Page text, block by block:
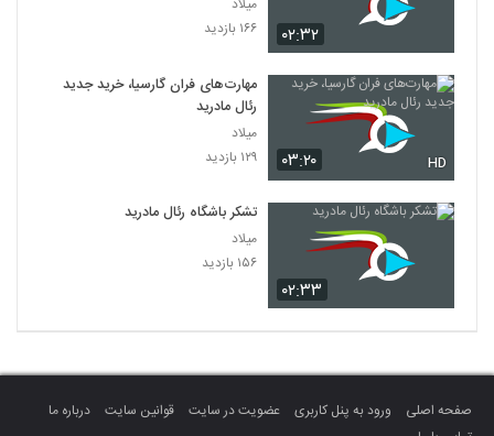
۰۲:۳۲
میلاد
۱۶۶ بازدید
۰۳:۲۰ HD
مهارت‌های فران گارسیا، خرید جدید
رئال مادرید
میلاد
۱۲۹ بازدید
۰۲:۳۳
تشکر باشگاه رئال مادرید
میلاد
۱۵۶ بازدید
صفحه اصلی ورود به پنل کاربری عضویت در سایت قوانین سایت
درباره ما